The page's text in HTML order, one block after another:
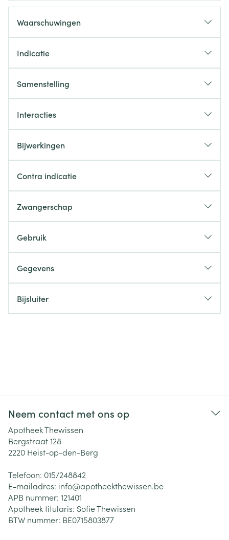
Waarschuwingen
Indicatie
Samenstelling
Interacties
Bijwerkingen
Contra indicatie
Zwangerschap
Gebruik
Gegevens
Bijsluiter
Neem contact met ons op
Apotheek Thewissen
Bergstraat 128
2220 Heist-op-den-Berg
Telefoon: 015/248842
E-mailadres: info@apotheekthewissen.be
APB nummer: 121401
Apotheek titularis: Sofie Thewissen
BTW nummer: BE0715803877